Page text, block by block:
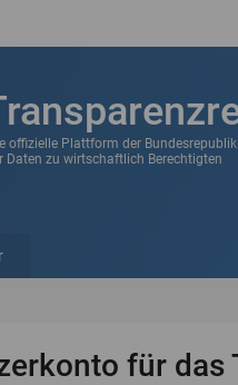
offizielle Plattform der
Daten zu wirtschaftlich Berechtigten
für das